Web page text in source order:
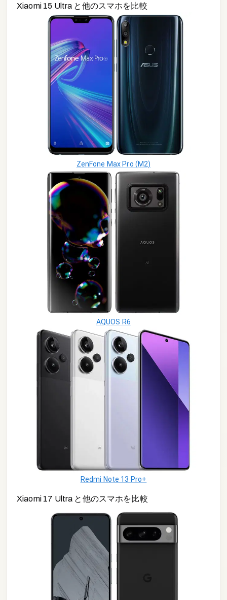
Xiaomi 15 Ultra と他のスマホを比較
ZenFone Max Pro (M2)
AQUOS R6
Redmi Note 13 Pro+
Xiaomi 17 Ultra と他のスマホを比較